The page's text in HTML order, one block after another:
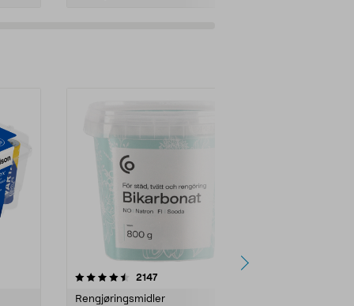
2147anmeldelser
Rengjøringsmidler
4.0av 5 stjerner